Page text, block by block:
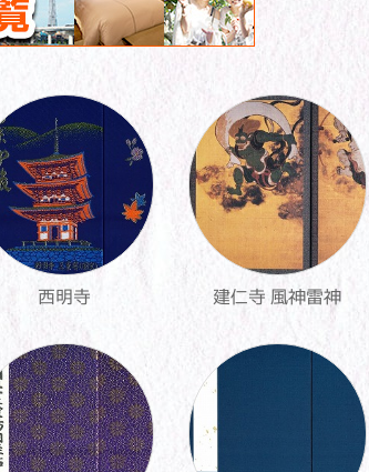
西明寺 建仁寺 風神雷神